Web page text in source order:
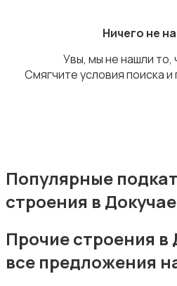
Аренда дома посуточно
Ничего не
Увы, мы не нашли то,
Смягчите условия поиска
Популярные
строения в
Прочие строения в
все предложения